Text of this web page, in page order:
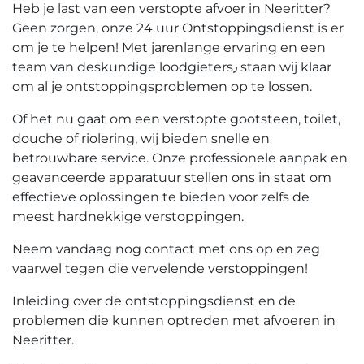
Heb je last van een verstopte afvoer in Neeritter?​
Geen zorgen, onze 24 uur Ontstoppingsdienst is er
om je te helpen!​ Met jarenlange ervaring en een
team van deskundige loodgieters٫ staan wij klaar
om al je ontstoppingsproblemen op te lossen.​
Of het nu gaat om een verstopte gootsteen, toilet,
douche of riolering, wij bieden snelle en
betrouwbare service. Onze professionele aanpak en
geavanceerde apparatuur stellen ons in staat om
effectieve oplossingen te bieden voor zelfs de
meest hardnekkige verstoppingen.
Neem vandaag nog contact met ons op en zeg
vaarwel tegen die vervelende verstoppingen!
Inleiding over de ontstoppingsdienst en de
problemen die kunnen optreden met afvoeren in
Neeritter.​